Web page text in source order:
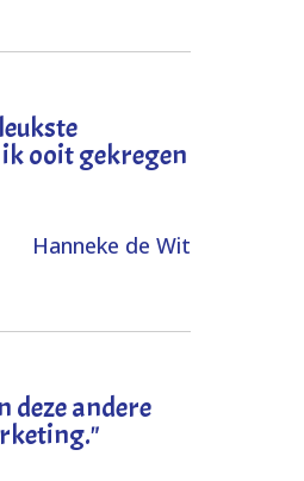
ooit gekregen
Hanneke de Wit
andere